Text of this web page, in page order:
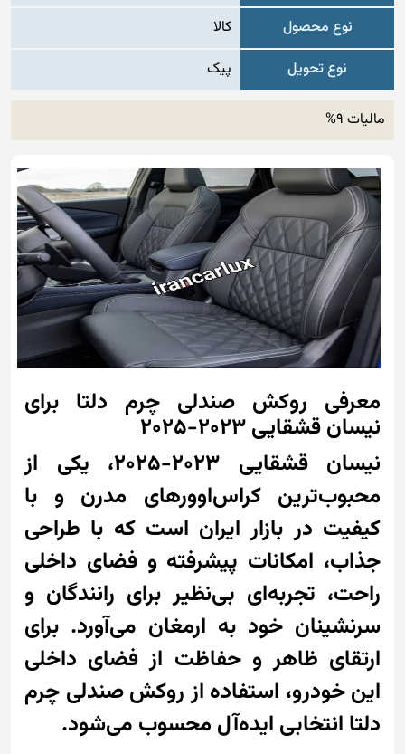
نوع محصول
کالا
نوع تحویل
پیک
مالیات 9%
معرفی روکش صندلی چرم دلتا برای
نیسان قشقایی 2023-2025
نیسان قشقایی 2023-2025، یکی از
محبوب‌ترین کراس‌اوورهای مدرن و با
کیفیت در بازار ایران است که با طراحی
جذاب، امکانات پیشرفته و فضای داخلی
راحت، تجربه‌ای بی‌نظیر برای رانندگان و
سرنشینان خود به ارمغان می‌آورد. برای
ارتقای ظاهر و حفاظت از فضای داخلی
این خودرو، استفاده از روکش صندلی چرم
دلتا انتخابی ایده‌آل محسوب می‌شود.